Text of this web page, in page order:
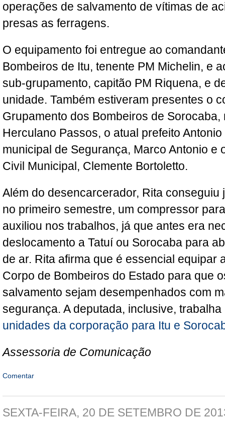
operações de salvamento de vítimas de
presas as ferragens.
O equipamento foi entregue ao
Bombeiros de Itu, tenente PM Michelin, e
sub-grupamento, capitão PM Riquena, e
unidade. Também estiveram presentes o
Grupamento dos Bombeiros de Sorocaba,
Herculano Passos, o atual prefeito
municipal de Segurança, Marco Antonio e
Civil Municipal, Clemente Bortoletto.
Além do desencarcerador, Rita conseguiu
no primeiro semestre, um compressor
auxiliou nos trabalhos, já que antes era
deslocamento a Tatuí ou Sorocaba para
de ar. Rita afirma que é essencial equipar
Corpo de Bombeiros do Estado para que
salvamento sejam desempenhados com
segurança. A deputada, inclusive,
unidades da corporação para Itu e
Assessoria de Comunicação
Comentar
SEXTA-FEIRA, 20 DE SETEMBRO DE